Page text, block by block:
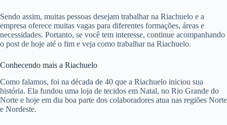
Sendo assim, muitas pessoas desejam trabalhar na Riachuelo e a
empresa oferece muitas vagas para diferentes formações, áreas e
necessidades. Portanto, se você tem interesse, continue acompanhando
o post de hoje até o fim e veja como trabalhar na Riachuelo.
Conhecendo mais a Riachuelo
Como falamos, foi na década de 40 que a Riachuelo iniciou sua
história. Ela fundou uma loja de tecidos em Natal, no Rio Grande do
Norte e hoje em dia boa parte dos colaboradores atua nas regiões Norte
e Nordeste.